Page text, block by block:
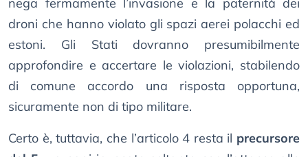
nega fermamente l’invasione e la paternità dei
droni che hanno violato gli spazi aerei polacchi ed
estoni. Gli Stati dovranno presumibilmente
approfondire e accertare le violazioni, stabilendo
di comune accordo una risposta opportuna,
sicuramente non di tipo militare.
Certo è, tuttavia, che l’articolo 4 resta il precursore